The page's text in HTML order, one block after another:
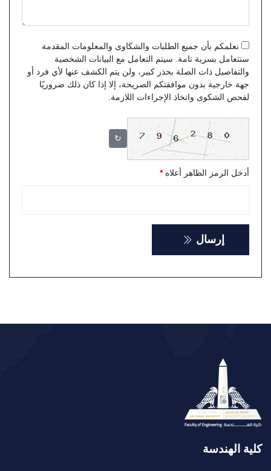
نعلمكم بأن جميع الطلبات والشكاوى والمعلومات المقدمة
ستتعامل بسرية تامة. سيتم التعامل مع البيانات الشخصية
والتفاصيل ذات الصلة بحذر كبير، ولن يتم الكشف عنها لأي فرد أو
جهة خارجية بدون موافقتكم الصريحة، إلا إذا كان ذلك ضروريًا
لفحص الشكوى واتخاذ الإجراءات اللازمة.
↻
أدخل الرمز الظاهر أعلاه*
إرسال
كلية الهندسة